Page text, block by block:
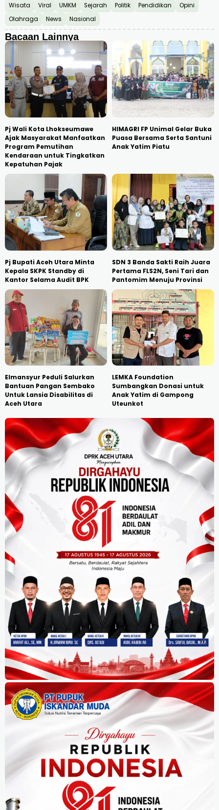
Wisata Viral UMKM Sejarah Politik Pendidikan
Opini
Olahraga
News Nasional
Bacaan Lainnya
Pj Wali Kota Lhokseumawe
Ajak Masyarakat Manfaatkan
Program Pemutihan
Kendaraan untuk Tingkatkan
Kepatuhan Pajak
HIMAGRI FP Unimal Gelar Buka
Puasa Bersama Serta Santuni
Anak Yatim Piatu
Pj Bupati Aceh Utara Minta
Kepala SKPK Standby di
Kantor Selama Audit BPK
SDN 3 Banda Sakti Raih Juara
Pertama FLS2N, Seni Tari dan
Pantomim Menuju Provinsi
Elmansyur Peduli Salurkan
Bantuan Pangan Sembako
Untuk Lansia Disabilitas di
Aceh Utara
LEMKA Foundation
Sumbangkan Donasi untuk
Anak Yatim di Gampong
Uteunkot